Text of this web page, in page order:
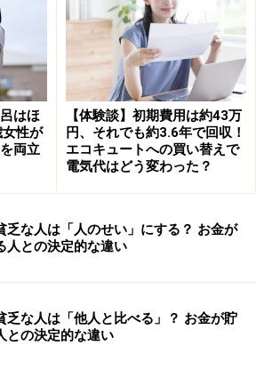
、お金を貯めるには次の3つのこと
月のお給料から先に決まった額を貯
低でも収入の10～20％は貯金に回
に回したお金は最初からなかったも
けで、削減効果が何年も続くので
い。金額の大きいものから見直すと
ローン返済中の方は、今は金利がか
ので、借り換えを検討してみてくだ
る住宅ローンと借り換え先の金利差
はほ
性が
両立
【体験談】初期費用は約43万
円、それでも約3.6年で回収！
エコキュートへの買い替えで
電気代はどう変わった？
乏な人は「人のせい」にする？ お金が
人との決定的な違い
乏な人は「他人と比べる」？ お金が貯
との決定的な違い